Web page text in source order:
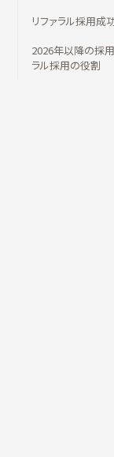
リファラル採用成
2026年以降の採
ラル採用の役割